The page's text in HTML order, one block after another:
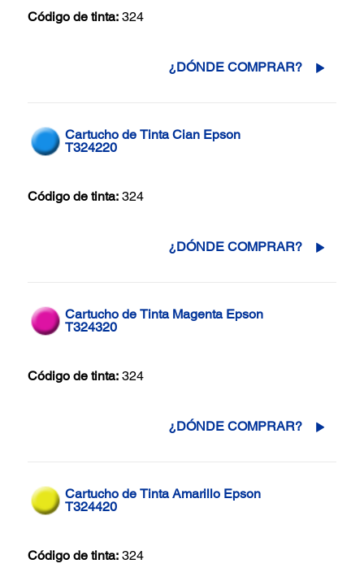
Código de tinta: 324
¿DÓNDE COMPRAR?
Cartucho de Tinta Cian Epson
T324220
Código de tinta: 324
¿DÓNDE COMPRAR?
Cartucho de Tinta Magenta Epson
T324320
Código de tinta: 324
¿DÓNDE COMPRAR?
Cartucho de Tinta Amarillo Epson
T324420
Código de tinta: 324